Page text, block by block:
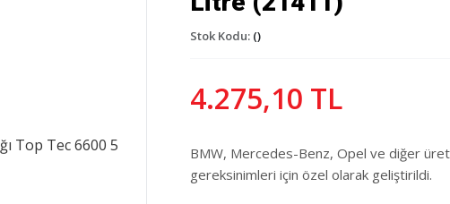
Stok Kodu: ()
4.275,10 TL
BMW, Mercedes-Benz, Opel ve diğer
gereksinimleri için özel olarak geliştirildi.